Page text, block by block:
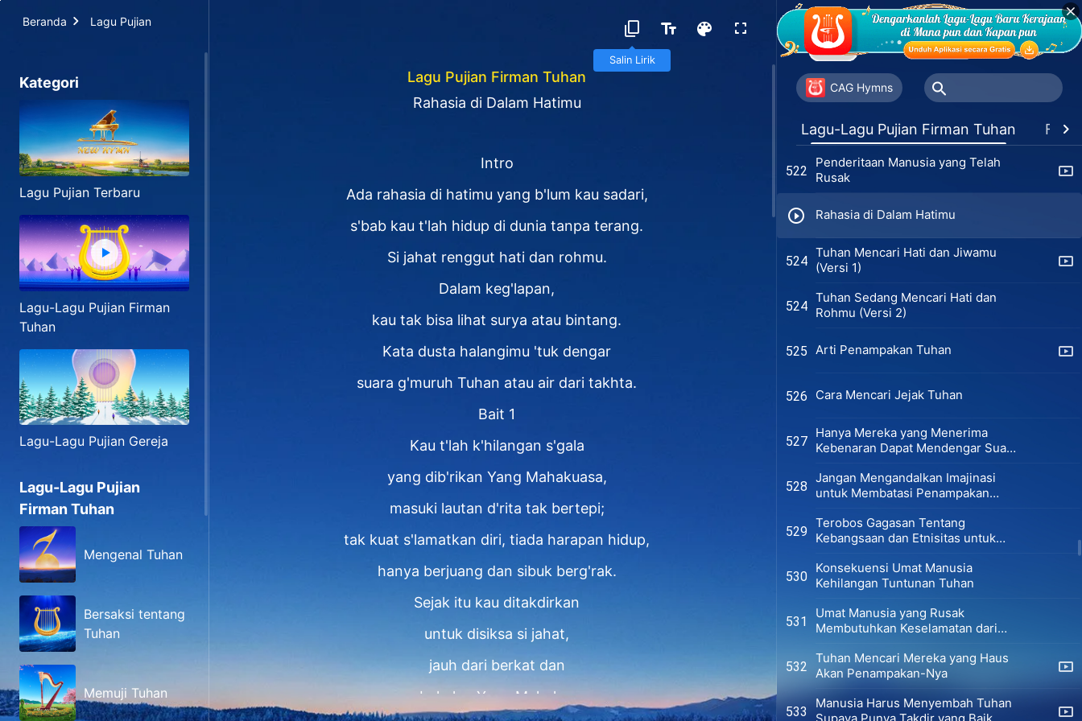
Beranda Lagu Pujian
Salin Lirik
Kategori
Lagu Pujian Terbaru
Lagu-Lagu Pujian Firman
Tuhan
Lagu-Lagu Pujian Gereja
Lagu-Lagu Pujian
Firman Tuhan
Mengenal Tuhan
Bersaksi tentang
Tuhan
Memuji Tuhan
Lagu Pujian Firman Tuhan
Rahasia di Dalam Hatimu
Intro
Ada rahasia di hatimu yang b'lum kau sadari,
s'bab kau t'lah hidup di dunia tanpa terang.
Si jahat renggut hati dan rohmu.
Dalam keg'lapan,
kau tak bisa lihat surya atau bintang.
Kata dusta halangimu 'tuk dengar
suara g'muruh Tuhan atau air dari takhta.
Bait 1
Kau t'lah k'hilangan s'gala
yang dib'rikan Yang Mahakuasa,
masuki lautan d'rita tak bertepi;
tak kuat s'lamatkan diri, tiada harapan hidup,
hanya berjuang dan sibuk berg'rak.
Sejak itu kau ditakdirkan
untuk disiksa si jahat,
jauh dari berkat dan
perbekalan Yang Mahakuasa,
CAG Hymns
Lagu-Lagu Pujian Firman Tuhan
519
Tiada yang Mengerti Niat Tuhan
yang Tekun untuk Menyelamatkan
Manusia
520
Untuk Hidup Manusia, Tuhan
Menanggung Semua Penderitaan
521
Manusia
522
Penderitaan Manusia yang Telah
Rusak
Rahasia di Dalam Hatimu
524
Tuhan Mencari Hati dan Jiwamu
(Versi 1)
524
Tuhan Sedang Mencari Hati dan
Rohmu (Versi 2)
525 Arti Penampakan Tuhan
526 Cara Mencari Jejak Tuhan
527
Hanya Mereka yang Menerima
Kebenaran Dapat Mendengar Suara
528
Jangan Mengandalkan Imajinasi
untuk Membatasi Penampakan
529
Terobos Gagasan Tentang
Kebangsaan dan Etnisitas untuk
530
Konsekuensi Umat Manusia
Kehilangan Tuntunan Tuhan
531
Umat Manusia yang Rusak
Membutuhkan Keselamatan dari
532
Tuhan Mencari Mereka yang Haus
Akan Penampakan-Nya
533
Manusia Harus Menyembah Tuhan